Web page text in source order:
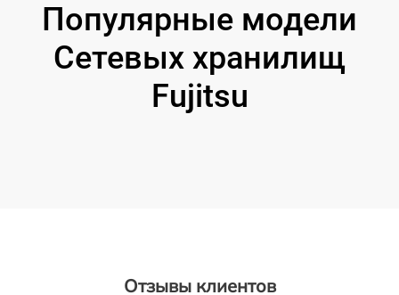
Популярные модели
Сетевых хранилищ
Fujitsu
Отзывы клиентов